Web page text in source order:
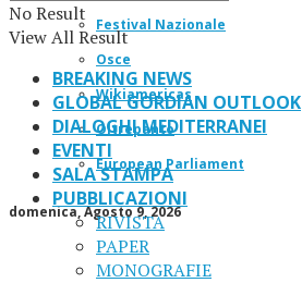
Festival Nazionale
Osce
Wikiamericas
Oltrepanto
European Parliament
domenica, Agosto 9, 2026
No Result
View All Result
BREAKING NEWS
GLOBAL GORDIAN OUTLOOK
DIALOGHI MEDITERRANEI
EVENTI
SALA STAMPA
PUBBLICAZIONI
RIVISTA
PAPER
MONOGRAFIE